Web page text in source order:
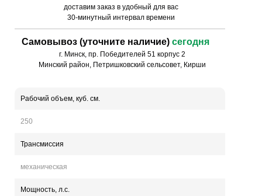
Рабочий объем, куб. см.
250
Трансмиссия
механическая
Мощность, л.с.
г. Минск, пр. Победителей 51 корпус 2
Минский район, Петришковский сельсовет, Кирши
Самовывоз (уточните наличие) сегодня
доставим заказ в удобный для вас
30-минутный интервал времени